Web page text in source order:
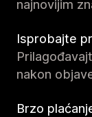
najnovijim
Isprobajte
nakon
Brzo